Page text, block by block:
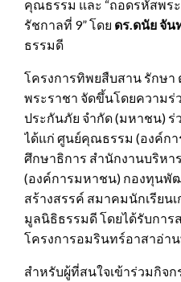
คุณธรรม และ “ถอดรหัสพร
รัชกาลที่ 9” โดย ดร.ดนัย จัน
ธรรมดี
โครงการทิพยสืบสาน รักษา
พระราชา จัดขึ้นโดยความร่
ประกันภัย จำกัด (มหาชน)
ได้แก่ ศูนย์คุณธรรม (องค์ก
ศึกษาธิการ สำนักงานบริห
(องค์การมหาชน) กองทุนพั
สร้างสรรค์ สมาคมนักเรียนเ
มูลนิธิธรรมดี โดยได้รับกา
โครงการอมรินทร์อาสาอ่า
สำหรับผู้ที่สนใจเข้าร่วมกิจ